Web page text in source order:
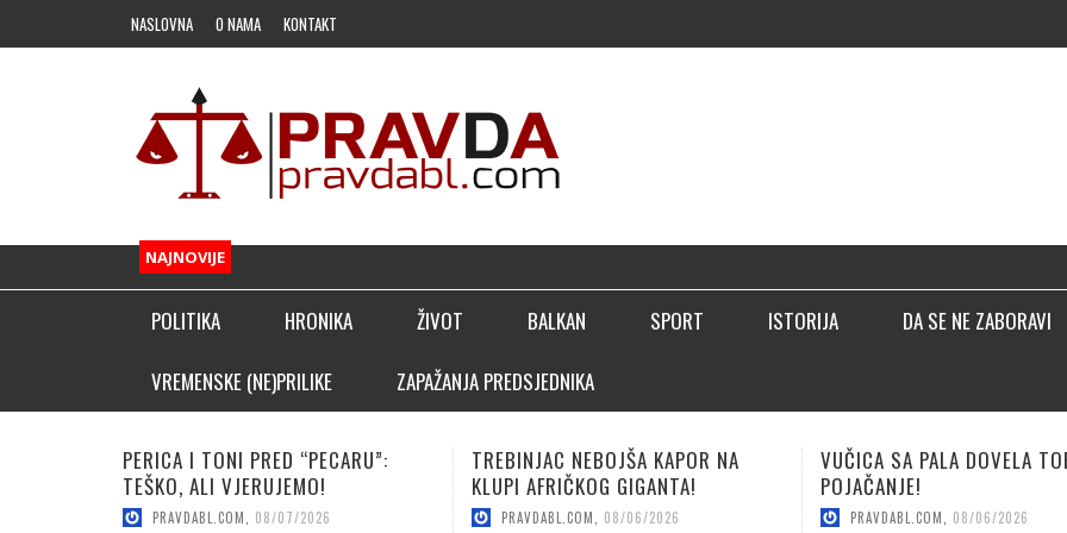
NASLOVNA O NAMA KONTAKT
NAJNOVIJE
POLITIKA HRONIKA ŽIVOT BALKAN SPORT
FUDBAL
KLADIONIČARSKI KUTAK
ISTORIJA DA SE NE ZABORAVI
VREMENSKE (NE)PRILIKE ZAPAŽANJA PREDSJEDNIKA
TREBINJAC NEBOJŠA KAPOR NA
KLUPI AFRIČKOG GIGANTA!
PRAVDABL.COM, 08/06/2026
VUČICA SA PALA DOVELA TOP
POJAČANJE!
PRAVDABL.COM, 08/06/2026
LUČIĆ: BIĆEMO BOLJI NEGO
SEZONE!
PRAVDABL.COM, 08/04/2026